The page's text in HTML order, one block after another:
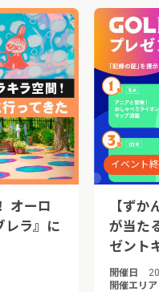
オーロ
レラ』に
イベント
【ず
が当た
ゼント
開催日
開催エリア